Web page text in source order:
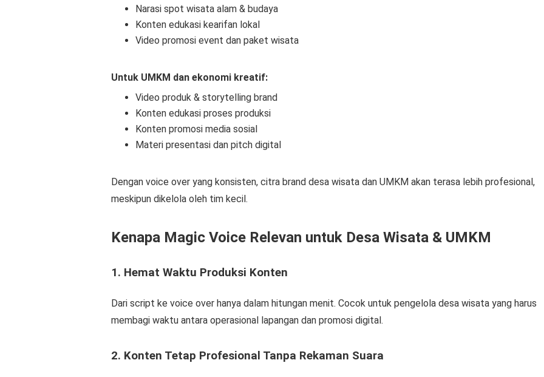
Narasi spot wisata alam & budaya
Konten edukasi kearifan lokal
Video promosi event dan paket wisata
Untuk UMKM dan ekonomi kreatif:
Video produk & storytelling brand
Konten edukasi proses produksi
Konten promosi media sosial
Materi presentasi dan pitch digital
Dengan voice over yang konsisten, citra brand desa wisata dan UMKM akan terasa lebih profesional,
meskipun dikelola oleh tim kecil.
Kenapa Magic Voice Relevan untuk Desa Wisata & UMKM
1. Hemat Waktu Produksi Konten
Dari script ke voice over hanya dalam hitungan menit. Cocok untuk pengelola desa wisata yang harus
membagi waktu antara operasional lapangan dan promosi digital.
2. Konten Tetap Profesional Tanpa Rekaman Suara